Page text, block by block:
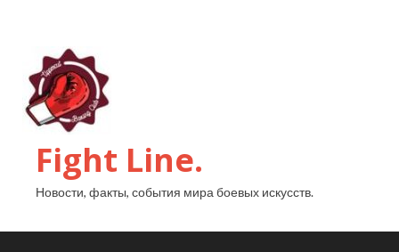
Fight Line.
Новости, факты, события мира боевых искусств.